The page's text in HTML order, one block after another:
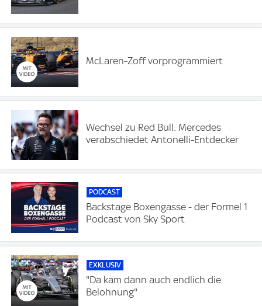
McLaren-Zoff vorprogrammiert
Wechsel zu Red Bull: Mercedes
verabschiedet Antonelli-Entdecker
PODCAST
Backstage Boxengasse - der Formel 1
Podcast von Sky Sport
EXKLUSIV
"Da kam dann auch endlich die
Belohnung"